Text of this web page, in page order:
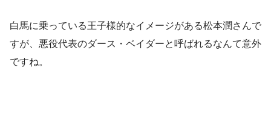
白馬に乗っている王子様的なイメージがある松本潤さんで
すが、悪役代表のダース・ベイダーと呼ばれるなんて意外
ですね。